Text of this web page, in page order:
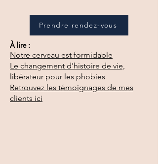
Prendre rendez-vous
À lire :
Notre cerveau est formidable
Le changement d'histoire de vie,
libérateur pour les phobies
Retrouvez les témoignages de mes
clients ici